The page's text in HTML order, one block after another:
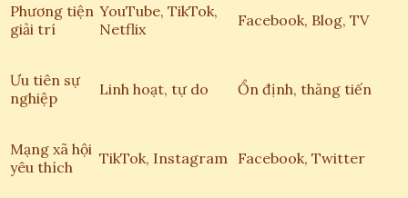
Phương tiện
giải trí
YouTube, TikTok,
Netflix
Facebook, Blog, TV
Ưu tiên sự
nghiệp
Linh hoạt, tự do Ổn định, thăng tiến
Mạng xã hội
yêu thích
TikTok, Instagram Facebook, Twitter